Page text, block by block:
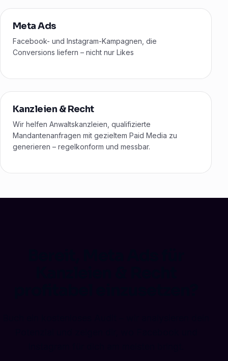
Meta Ads
Facebook- und Instagram-Kampagnen, die
Conversions liefern – nicht nur Likes
Kanzleien & Recht
Wir helfen Anwaltskanzleien, qualifizierte
Mandantenanfragen mit gezieltem Paid Media zu
generieren – regelkonform und messbar.